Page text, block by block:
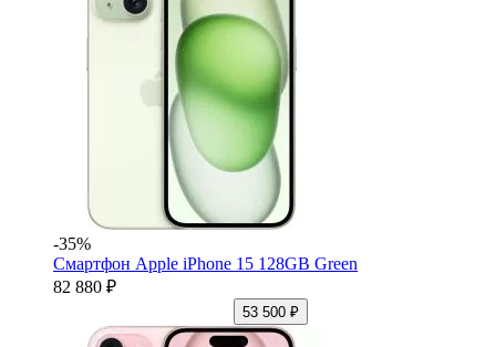
-35%
Смартфон Apple iPhone 15 128GB Green
82 880 ₽
53 500 ₽